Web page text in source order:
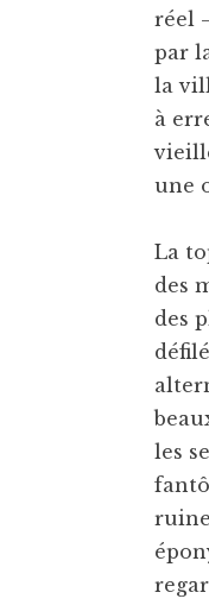
réel
par
la
à
une
La
des
des
les